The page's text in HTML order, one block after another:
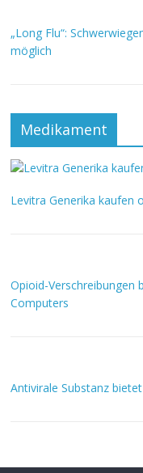
„Long Flu“:
möglich
Medikament
Levitra Generika kaufen
Opioid-Verschreibungen
Computers
Antivirale Substanz